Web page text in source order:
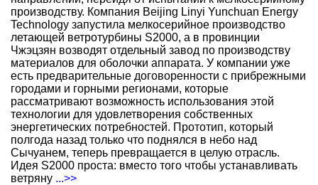
производству. Компания Beijing Linyi Yunchuan Energy
Technology запустила мелкосерийное производство
летающей ветротурбины S2000, а в провинции
Чжэцзян возводят отдельный завод по производству
материалов для оболочки аппарата. У компании уже
есть предварительные договоренности с прибрежными
городами и горными регионами, которые
рассматривают возможность использования этой
технологии для удовлетворения собственных
энергетических потребностей. Прототип, который
полгода назад только что поднялся в небо над
Сычуанем, теперь превращается в целую отрасль.
Идея S2000 проста: вместо того чтобы устанавливать
ветряну ...>>